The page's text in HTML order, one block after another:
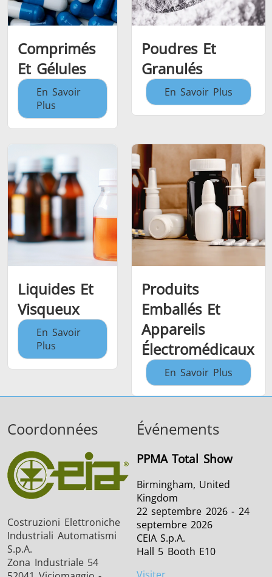
Comprimés
Et Gélules
En Savoir
Plus
Poudres Et
Granulés
En Savoir Plus
Liquides Et
Visqueux
En Savoir
Plus
Produits
Emballés Et
Appareils
Électromédicaux
En Savoir Plus
Coordonnées
Costruzioni Elettroniche
Industriali Automatismi
S.p.A.
Zona Industriale 54
Événements
PPMA Total Show
Birmingham, United
Kingdom
22 septembre 2026 - 24
septembre 2026
CEIA S.p.A.
Hall 5 Booth E10